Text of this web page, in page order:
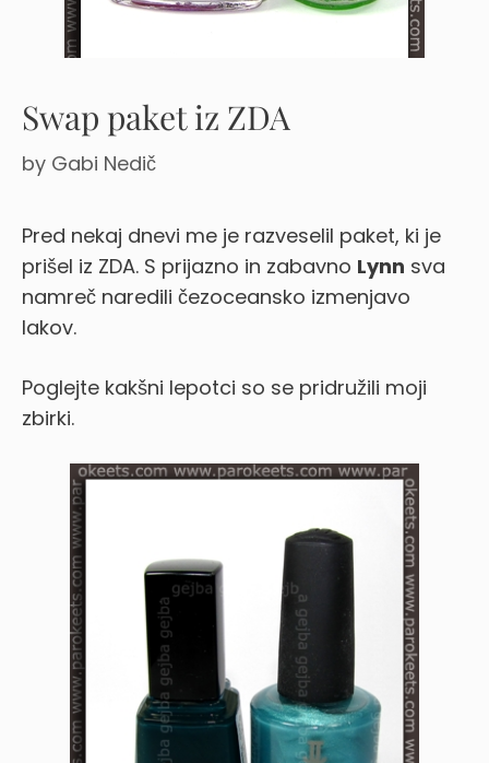
Swap paket iz ZDA
by Gabi Nedič
Pred nekaj dnevi me je razveselil paket, ki je
prišel iz ZDA. S prijazno in zabavno Lynn sva
namreč naredili čezoceansko izmenjavo
lakov.
Poglejte kakšni lepotci so se pridružili moji
zbirki.